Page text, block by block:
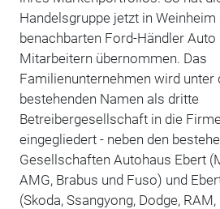
Handelsgruppe jetzt in Weinheim
benachbarten Ford-Händler Auto
Mitarbeitern übernommen. Das
Familienunternehmen wird unter
bestehenden Namen als dritte
Betreibergesellschaft in die
eingegliedert - neben den
Gesellschaften Autohaus Ebert
AMG, Brabus und Fuso) und
(Skoda, Ssangyong, Dodge,